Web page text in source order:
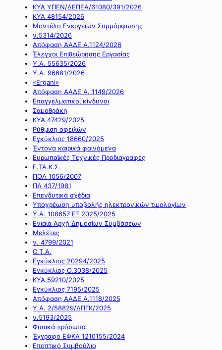
ΚΥΑ ΥΠΕΝ/ΔΕΠΕΑ/61080/391/2026
ΚΥΑ 48154/2026
Μοντέλο Ενεργειών Συμμόρφωσης
ν.5314/2026
Απόφαση ΑΑΔΕ Α.1124/2026
Έλεγχοι Επιθεώρησης Εργασίας
Υ.Α. 55635/2026
Υ.Α. 96681/2026
«Ergani»
Απόφαση ΑΑΔΕ Α. 1149/2026
Επαγγελματικοί κίνδυνοι
Σαμοθράκη
ΚΥΑ 47429/2025
Ρύθμιση οφειλών
Εγκύκλιος 18660/2025
Έντονα καιρικά φαινόμενα
Ευρωπαϊκές Τεχνικές Προδιαγραφές
Ε.ΤΑ.Κ.Σ.
ΠΟΛ 1056/2007
ΠΔ 437/1981
Επενδυτικά σχέδια
Υποχρέωση υποβολής ηλεκτρονικών τιμολογίων
Υ.Α. 108657 ΕΞ 2025/2025
Ενιαία Αρχή Δημοσίων Συμβάσεων
Μελέτες
ν. 4799/2021
Ο.Τ.Α.
Εγκύκλιος 20294/2025
Εγκύκλιος Ο.3038/2025
ΚΥΑ 59210/2025
Εγκύκλιος 7195/2025
Απόφαση ΑΑΔΕ Α.1118/2025
Υ.Α. 2/58829/ΔΠΓΚ/2025
ν.5193/2025
Φυσικά πρόσωπα
Έγγραφο ΕΦΚΑ 1210155/2024
Εποπτικό Συμβούλιο